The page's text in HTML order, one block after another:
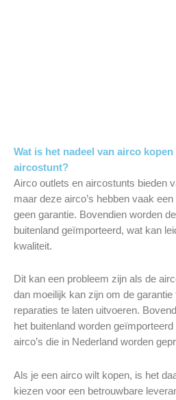
Wat is het nadeel van airco
aircostunt?
Airco outlets en aircostunts bieden
maar deze airco’s hebben vaak
geen garantie. Bovendien worden
buitenland geïmporteerd, wat kan
kwaliteit.
Dit kan een probleem zijn als de
dan moeilijk kan zijn om de garantie
reparaties te laten uitvoeren.
het buitenland worden
airco’s die in Nederland worden
Als je een airco wilt kopen, is het
kiezen voor een betrouwbare